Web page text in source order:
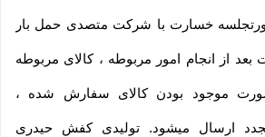
خسارت با شرکت متصدی حمل بار
از انجام امور مربوطه ، کالای مربوطه
موجود بودن کالای سفارش شده ،
ارسال میشود. تولیدی کفش حیدری